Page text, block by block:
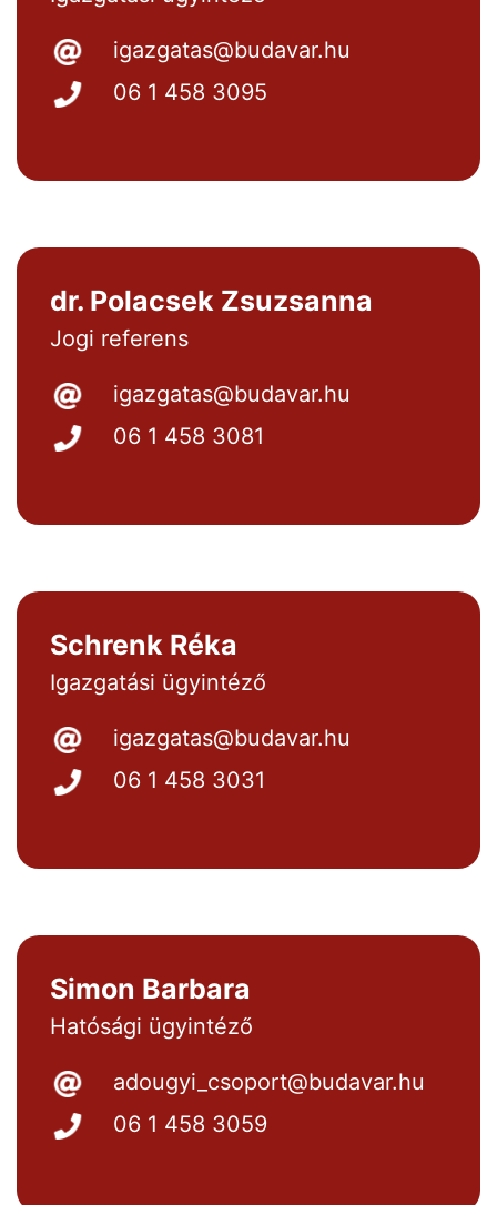
igazgatas@budavar.hu
06 1 458 3095
dr. Polacsek Zsuzsanna
Jogi referens
igazgatas@budavar.hu
06 1 458 3081
Schrenk Réka
Igazgatási ügyintéző
igazgatas@budavar.hu
06 1 458 3031
Simon Barbara
Hatósági ügyintéző
adougyi_csoport@budavar.hu
06 1 458 3059